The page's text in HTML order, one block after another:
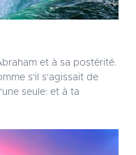
et à sa postérité.
s'il s'agissait de
seule: et à ta